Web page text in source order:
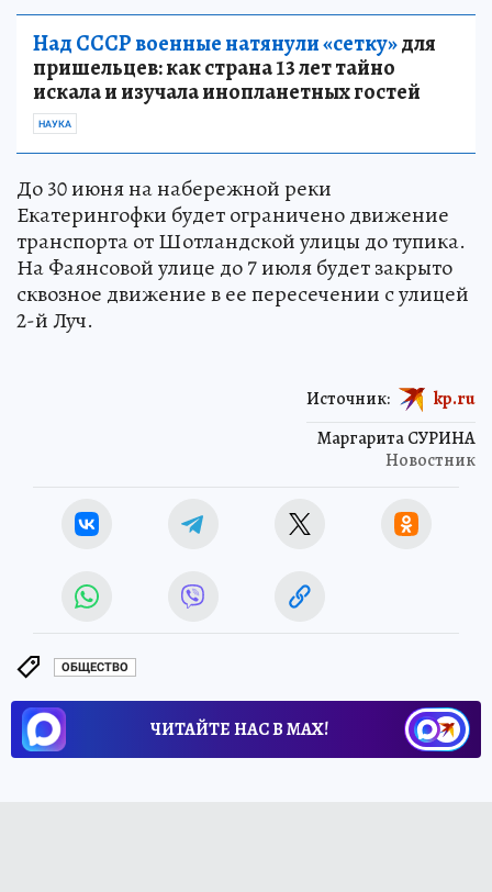
Над СССР военные натянули «сетку»для
пришельцев: как страна 13 лет тайно
искала и изучала инопланетных гостей
НАУКА
До 30 июня на набережной реки
Екатерингофки будет ограничено движение
транспорта от Шотландской улицы до тупика.
На Фаянсовой улице до 7 июля будет закрыто
сквозное движение в ее пересечении с улицей
2-й Луч.
Маргарита СУРИНА
Новостник
Источник: kp.ru
ОБЩЕСТВО
ЧИТАЙТЕ НАС В МАХ!